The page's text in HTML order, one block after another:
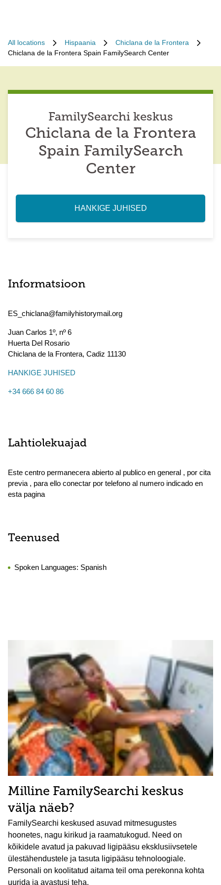
All locations Hispaania
Chiclana de la Frontera
Chiclana de la Frontera Spain FamilySearch Center
FamilySearchi keskus
Chiclana de la Frontera
Spain FamilySearch
Center
HANKIGE JUHISED
Informatsioon
ES_chiclana@familyhistorymail.org
Juan Carlos 1º, nº 6
Huerta Del Rosario
Chiclana de la Frontera, Cadiz 11130
HANKIGE JUHISED
+34 666 84 60 86
Lahtiolekuajad
Este centro permanecera abierto al publico en general , por cita
previa , para ello conectar por telefono al numero indicado en
esta pagina
Teenused
Spoken Languages: Spanish
Milline FamilySearchi keskus
välja näeb?
FamilySearchi keskused asuvad mitmesugustes
hoonetes, nagu kirikud ja raamatukogud. Need on
kõikidele avatud ja pakuvad ligipääsu eksklusiivsetele
ülestähendustele ja tasuta ligipääsu tehnoloogiale.
Personali on koolitatud aitama teil oma perekonna kohta
uurida ja avastusi teha.